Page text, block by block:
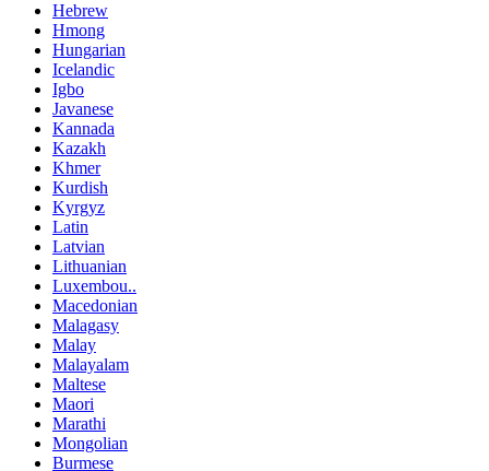
Hebrew
Hmong
Hungarian
Icelandic
Igbo
Javanese
Kannada
Kazakh
Khmer
Kurdish
Kyrgyz
Latin
Latvian
Lithuanian
Luxembou..
Macedonian
Malagasy
Malay
Malayalam
Maltese
Maori
Marathi
Mongolian
Burmese